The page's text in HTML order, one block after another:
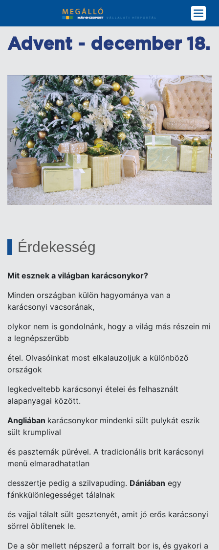
tartalomra
Advent - december 18.
Érdekesség
Mit esznek a világban karácsonykor?
Minden országban külön hagyománya van a
karácsonyi vacsorának,
olykor nem is gondolnánk, hogy a világ más részein mi
a legnépszerűbb
étel. Olvasóinkat most elkalauzoljuk a különböző
országok
legkedveltebb karácsonyi ételei és felhasznált
alapanyagai között.
Angliában karácsonykor mindenki sült pulykát eszik
sült krumplival
és paszternák pürével. A tradicionális brit karácsonyi
menü elmaradhatatlan
desszertje pedig a szilvapuding. Dániában egy
fánkkülönlegességet tálalnak
és vajjal tálalt sült gesztenyét, amit jó erős karácsonyi
sörrel öblítenek le.
De a sör mellett népszerű a forralt bor is, és gyakori a